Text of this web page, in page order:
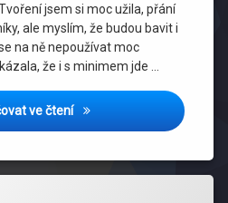
jsem si moc užila, přání
ale myslím, že budou bavit i
na ně nepoužívat moc
že i s minimem jde …
ve čteníVánoční rychlopřáníčka…